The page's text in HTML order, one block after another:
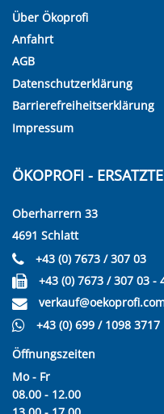
Über Ökoprofi
Anfahrt
AGB
Datenschutzerklärung
Barrierefreiheitserklärung
Impressum
ÖKOPROFI -
Oberharrern 33
4691 Schlatt
+43 (0) 7673 / 307 03
+43 (0) 7673 / 307 03 -
+43 (0) 699 / 1098 3717
Öffnungszeiten
Mo - Fr
08.00 - 12.00